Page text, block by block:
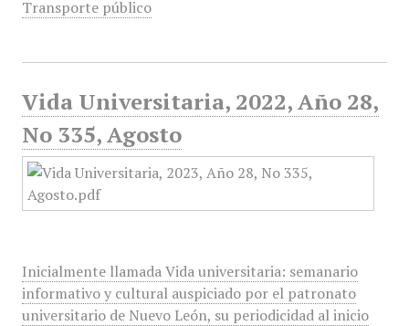
Transporte público
Vida Universitaria, 2022, Año 28,
No 335, Agosto
Inicialmente llamada Vida universitaria: semanario
informativo y cultural auspiciado por el patronato
universitario de Nuevo León, su periodicidad al inicio